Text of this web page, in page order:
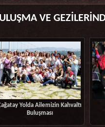
VE
Yolda Ailemizin Kahvaltı
Buluşması